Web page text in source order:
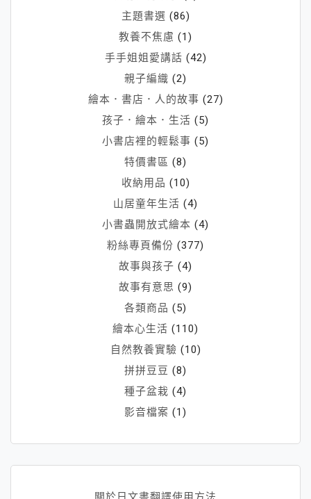
主題書選 (86)
教養不焦慮 (1)
手手姐姐愛講話 (42)
親子編織 (2)
繪本．書店．人的故事 (27)
孩子．繪本．生活 (5)
小書店裡的輕鬆事 (5)
特價書區 (8)
收納用品 (10)
山居童年生活 (4)
小書蟲開放式繪本 (4)
粉絲專頁備份 (377)
故事與孩子 (4)
故事有意思 (9)
各類商品 (5)
繪本心生活 (110)
自然教養實驗 (10)
拼拼豆豆 (8)
種子盆栽 (4)
影音檔案 (1)